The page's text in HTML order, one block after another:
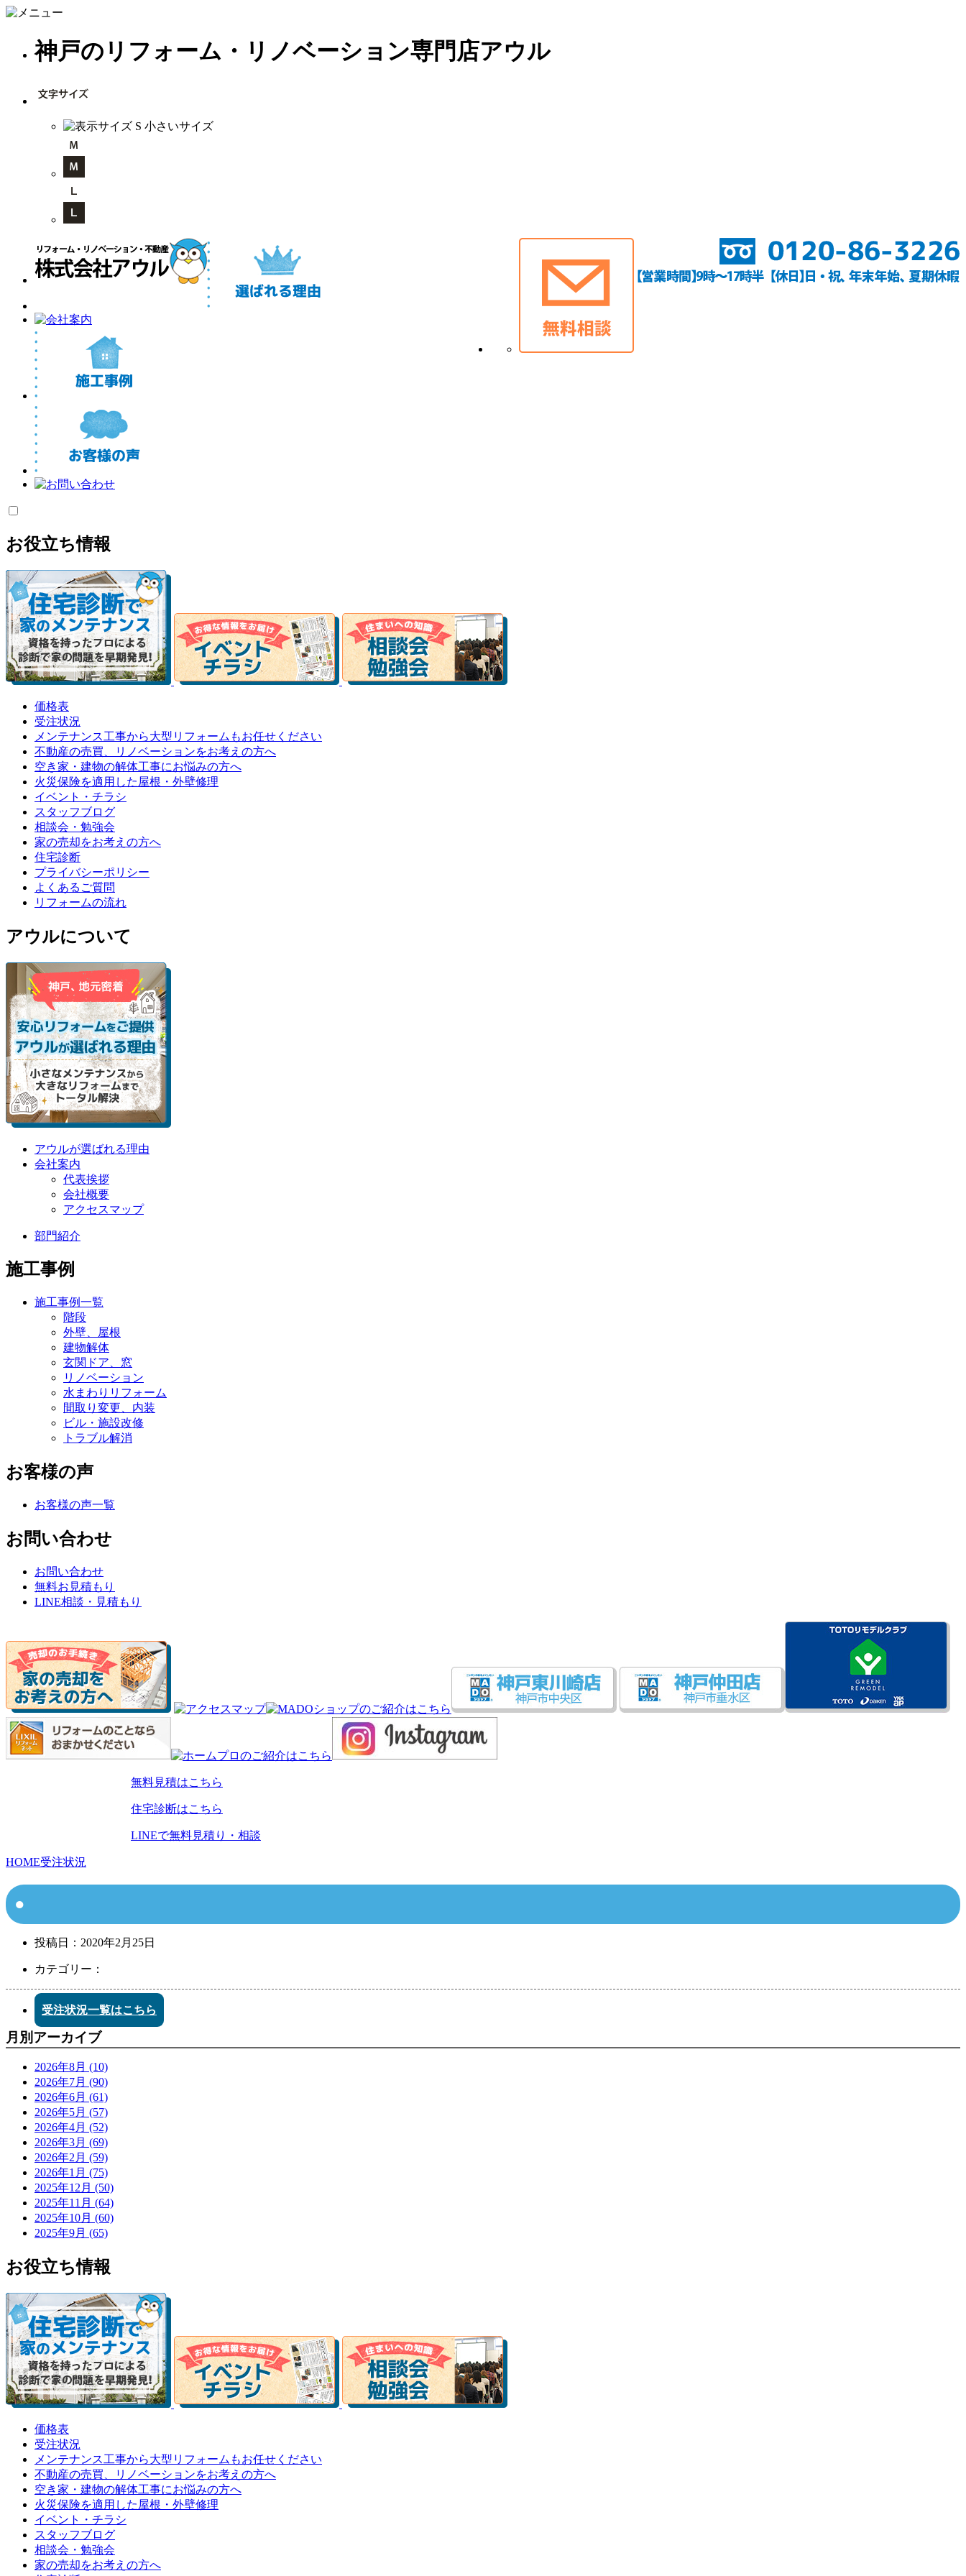
神戸のリフォーム・リノベーション専門店アウル
お役立ち情報
価格表
受注状況
メンテナンス工事から大型リフォームもお任せください
不動産の売買、リノベーションをお考えの方へ
空き家・建物の解体工事にお悩みの方へ
火災保険を適用した屋根・外壁修理
イベント・チラシ
スタッフブログ
相談会・勉強会
家の売却をお考えの方へ
住宅診断
プライバシーポリシー
よくあるご質問
リフォームの流れ
アウルについて
アウルが選ばれる理由
会社案内
代表挨拶
会社概要
アクセスマップ
部門紹介
施工事例
施工事例一覧
階段
外壁、屋根
建物解体
玄関ドア、窓
リノベーション
水まわりリフォーム
間取り変更、内装
ビル・施設改修
トラブル解消
お客様の声
お客様の声一覧
お問い合わせ
お問い合わせ
無料お見積もり
LINE相談・見積もり
無料見積はこちら
住宅診断はこちら
LINEで無料見積り・相談
HOME受注状況
投稿日： 2020年2月25日
カテゴリー：
受注状況一覧はこちら
月別アーカイブ
2026年8月 (10)
2026年7月 (90)
2026年6月 (61)
2026年5月 (57)
2026年4月 (52)
2026年3月 (69)
2026年2月 (59)
2026年1月 (75)
2025年12月 (50)
2025年11月 (64)
2025年10月 (60)
2025年9月 (65)
お役立ち情報
価格表
受注状況
メンテナンス工事から大型リフォームもお任せください
不動産の売買、リノベーションをお考えの方へ
空き家・建物の解体工事にお悩みの方へ
火災保険を適用した屋根・外壁修理
イベント・チラシ
スタッフブログ
相談会・勉強会
家の売却をお考えの方へ